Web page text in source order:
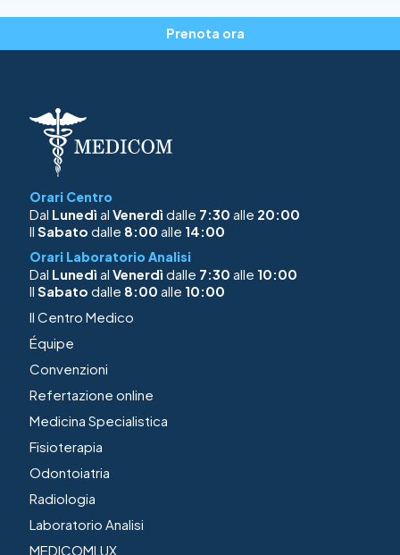
Prenota ora
Orari Centro
Dal Lunedì al Venerdì dalle 7:30 alle 20:00
Il Sabato dalle 8:00 alle 14:00
Orari Laboratorio Analisi
Dal Lunedì al Venerdì dalle 7:30 alle 10:00
Il Sabato dalle 8:00 alle 10:00
Il Centro Medico
Équipe
Convenzioni
Refertazione online
Medicina Specialistica
Fisioterapia
Odontoiatria
Radiologia
Laboratorio Analisi
MEDICOMLUX